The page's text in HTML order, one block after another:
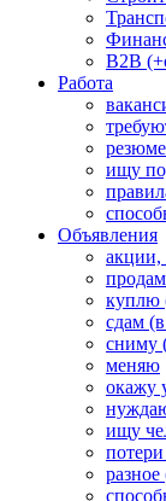
B2B
Работа
резюме
ищу
Объявления
акции,
куплю
сдам
сниму
меняю
окажу
ищу